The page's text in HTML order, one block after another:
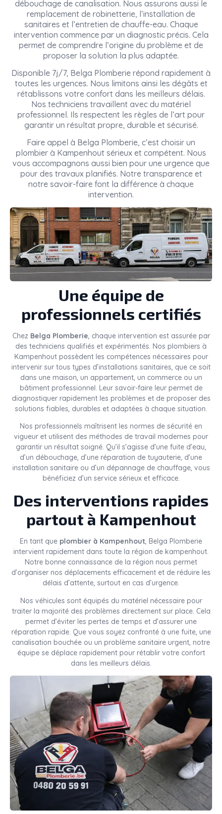
débouchage de canalisation. Nous assurons aussi le
remplacement de robinetterie, l’installation de
sanitaires et l’entretien de chauffe-eau. Chaque
intervention commence par un diagnostic précis. Cela
permet de comprendre l’origine du problème et de
proposer la solution la plus adaptée.
Disponible 7j/7, Belga Plomberie répond rapidement à
toutes les urgences. Nous limitons ainsi les dégâts et
rétablissons votre confort dans les meilleurs délais.
Nos techniciens travaillent avec du matériel
professionnel. Ils respectent les règles de l’art pour
garantir un résultat propre, durable et sécurisé.
Faire appel à Belga Plomberie, c’est choisir un
plombier à Kampenhout sérieux et compétent. Nous
vous accompagnons aussi bien pour une urgence que
pour des travaux planifiés. Notre transparence et
notre savoir-faire font la différence à chaque
intervention.
Une équipe de
professionnels certifiés
Chez Belga Plomberie , chaque intervention est assurée par
des techniciens qualifiés et expérimentés. Nos plombiers à
Kampenhout possèdent les compétences nécessaires pour
intervenir sur tous types d’installations sanitaires, que ce soit
dans une maison, un appartement, un commerce ou un
bâtiment professionnel. Leur savoir-faire leur permet de
diagnostiquer rapidement les problèmes et de proposer des
solutions fiables, durables et adaptées à chaque situation.
Nos professionnels maîtrisent les normes de sécurité en
vigueur et utilisent des méthodes de travail modernes pour
garantir un résultat soigné. Qu’il s’agisse d’une fuite d’eau,
d’un débouchage, d’une réparation de tuyauterie, d’une
installation sanitaire ou d’un dépannage de chauffage, vous
bénéficiez d’un service sérieux et efficace.
Des interventions rapides
partout à Kampenhout
En tant que plombier à Kampenhout, Belga Plomberie
intervient rapidement dans toute la région de kampenhout.
Notre bonne connaissance de la région nous permet
d’organiser nos déplacements efficacement et de réduire les
délais d’attente, surtout en cas d’urgence.
Nos véhicules sont équipés du matériel nécessaire pour
traiter la majorité des problèmes directement sur place. Cela
permet d’éviter les pertes de temps et d’assurer une
réparation rapide. Que vous soyez confronté à une fuite, une
canalisation bouchée ou un problème sanitaire urgent, notre
équipe se déplace rapidement pour rétablir votre confort
dans les meilleurs délais.